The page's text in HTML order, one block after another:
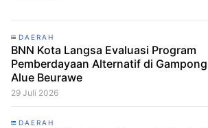
DAERAH
BNN Kota Langsa Evaluasi Program
Pemberdayaan Alternatif di Gampong
Alue Beurawe
29 Juli 2026
DAERAH